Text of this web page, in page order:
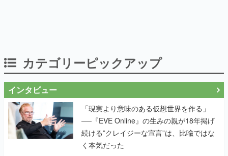
カテゴリーピックアップ
インタビュー
「現実より意味のある仮想世界を作る」
──『EVE Online』の生みの親が18年掲げ
続ける”クレイジーな宣言”は、比喩ではな
く本気だった